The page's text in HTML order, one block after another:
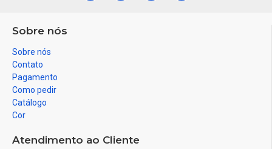
Sobre nós
Sobre nós
Contato
Pagamento
Como pedir
Catálogo
Cor
Atendimento ao Cliente